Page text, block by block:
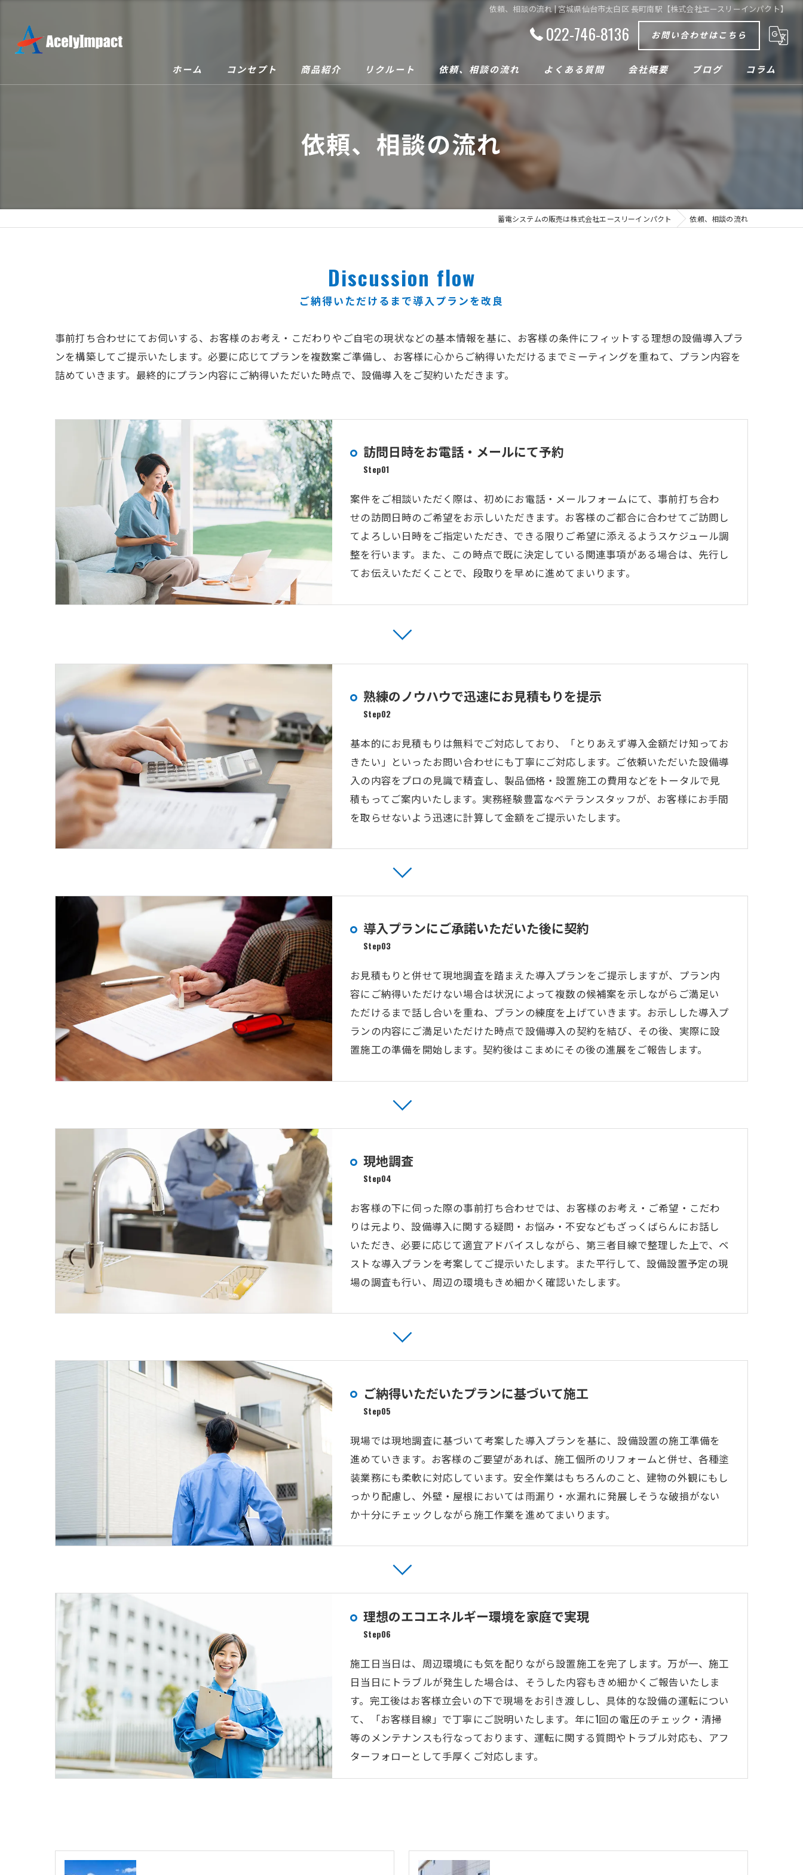
依頼、相談の流れ | 宮城県仙台市太白区 長町南駅【株式会社エースリーインパクト】
022-746-8136 お問い合わせはこちら
ホーム コンセプト 商品紹介 リクルート 依頼、相談の流れ よくある質問 会社概要 ブログ コラム
依頼、相談の流れ
蓄電システムの販売は株式会社エースリーインパクト 依頼、相談の流れ
ご納得いただけるまで導入プランを改良
Discussion flow
事前打ち合わせにてお伺いする、お客様のお考え・こだわりやご自宅の現状などの基本情報を基に、お客様の条件にフィットする理想の設備導入プラ
ンを構築してご提示いたします。必要に応じてプランを複数案ご準備し、お客様に心からご納得いただけるまでミーティングを重ねて、プラン内容を
詰めていきます。最終的にプラン内容にご納得いただいた時点で、設備導入をご契約いただきます。
訪問日時をお電話・メールにて予約
Step01
案件をご相談いただく際は、初めにお電話・メールフォームにて、事前打ち合わ
せの訪問日時のご希望をお示しいただきます。お客様のご都合に合わせてご訪問し
てよろしい日時をご指定いただき、できる限りご希望に添えるようスケジュール調
整を行います。また、この時点で既に決定している関連事項がある場合は、先行し
てお伝えいただくことで、段取りを早めに進めてまいります。
熟練のノウハウで迅速にお見積もりを提示
Step02
基本的にお見積もりは無料でご対応しており、「とりあえず導入金額だけ知ってお
きたい」といったお問い合わせにも丁寧にご対応します。ご依頼いただいた設備導
入の内容をプロの見識で精査し、製品価格・設置施工の費用などをトータルで見
積もってご案内いたします。実務経験豊富なベテランスタッフが、お客様にお手間
を取らせないよう迅速に計算して金額をご提示いたします。
導入プランにご承諾いただいた後に契約
Step03
お見積もりと併せて現地調査を踏まえた導入プランをご提示しますが、プラン内
容にご納得いただけない場合は状況によって複数の候補案を示しながらご満足い
ただけるまで話し合いを重ね、プランの練度を上げていきます。お示しした導入プ
ランの内容にご満足いただけた時点で設備導入の契約を結び、その後、実際に設
置施工の準備を開始します。契約後はこまめにその後の進展をご報告します。
現地調査
Step04
お客様の下に伺った際の事前打ち合わせでは、お客様のお考え・ご希望・こだわ
りは元より、設備導入に関する疑問・お悩み・不安などもざっくばらんにお話し
いただき、必要に応じて適宜アドバイスしながら、第三者目線で整理した上で、ベ
ストな導入プランを考案してご提示いたします。また平行して、設備設置予定の現
場の調査も行い、周辺の環境もきめ細かく確認いたします。
ご納得いただいたプランに基づいて施工
Step05
現場では現地調査に基づいて考案した導入プランを基に、設備設置の施工準備を
進めていきます。お客様のご要望があれば、施工個所のリフォームと併せ、各種塗
装業務にも柔軟に対応しています。安全作業はもちろんのこと、建物の外観にもし
っかり配慮し、外壁・屋根においては雨漏り・水漏れに発展しそうな破損がない
か十分にチェックしながら施工作業を進めてまいります。
理想のエコエネルギー環境を家庭で実現
Step06
施工日当日は、周辺環境にも気を配りながら設置施工を完了します。万が一、施工
日当日にトラブルが発生した場合は、そうした内容もきめ細かくご報告いたしま
す。完工後はお客様立会いの下で現場をお引き渡しし、具体的な設備の運転につい
て、「お客様目線」で丁寧にご説明いたします。年に1回の電圧のチェック・清掃
等のメンテナンスも行なっております、運転に関する質問やトラブル対応も、アフ
ターフォローとして手厚くご対応します。